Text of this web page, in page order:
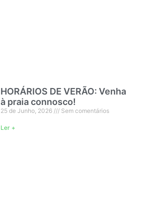
HORÁRIOS DE VERÃO: Venha
à praia connosco!
25 de Junho, 2026 Sem comentários
Ler +